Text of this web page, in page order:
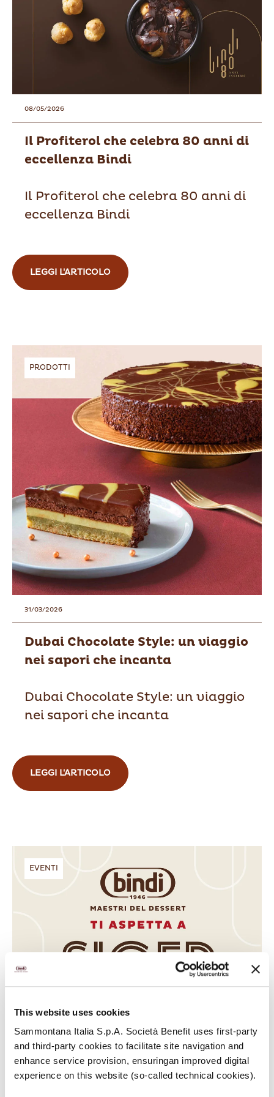
This website uses cookies
Sammontana Italia S.p.A. Società Benefit uses first-party
and third-party cookies to facilitate site navigation and
enhance service provision, ensuringan improved digital
experience on this website (so-called technical cookies).
08/05/2026
Il Profiterol che celebra 80 anni di
eccellenza Bindi
Il Profiterol che celebra 80 anni di
eccellenza Bindi
LEGGI L'ARTICOLO
PRODOTTI
31/03/2026
Dubai Chocolate Style: un viaggio
nei sapori che incanta
Dubai Chocolate Style: un viaggio
nei sapori che incanta
LEGGI L'ARTICOLO
EVENTI